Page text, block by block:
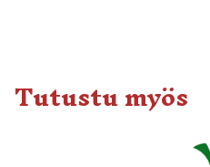
Tutustu myös